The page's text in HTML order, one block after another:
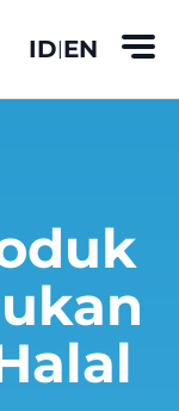
ID|EN